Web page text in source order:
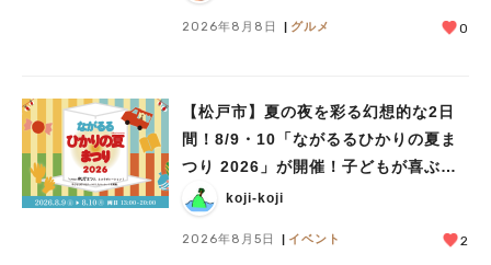
2026年8月8日 グルメ 0
【松戸市】夏の夜を彩る幻想的な2日
間！8/9・10「ながるるひかりの夏ま
つり 2026」が開催！子どもが喜ぶワ
ークショップや限定ヒーローショーも
koji-koji
2026年8月5日 イベント 2